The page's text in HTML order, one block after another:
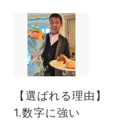
【選ばれる理由】
1.数字に強い